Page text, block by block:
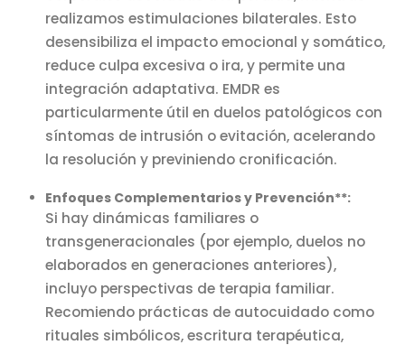
realizamos estimulaciones bilaterales. Esto
desensibiliza el impacto emocional y somático,
reduce culpa excesiva o ira, y permite una
integración adaptativa. EMDR es
particularmente útil en duelos patológicos con
síntomas de intrusión o evitación, acelerando
la resolución y previniendo cronificación.
Enfoques Complementarios y Prevención**:
Si hay dinámicas familiares o
transgeneracionales (por ejemplo, duelos no
elaborados en generaciones anteriores),
incluyo perspectivas de terapia familiar.
Recomiendo prácticas de autocuidado como
rituales simbólicos, escritura terapéutica,